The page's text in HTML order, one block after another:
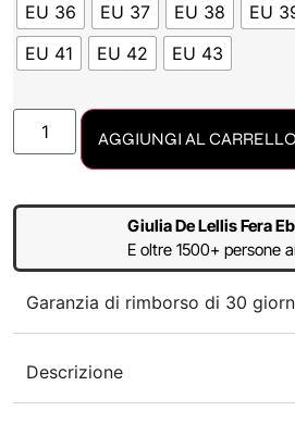
EU 36
EU 37 EU 38 EU
EU 41
EU 42 EU 43
AGGIUNGI AL CARRELLO
Giulia De Lellis Fera
E oltre 1500+ persone
Garanzia di rimborso di 30
Descrizione